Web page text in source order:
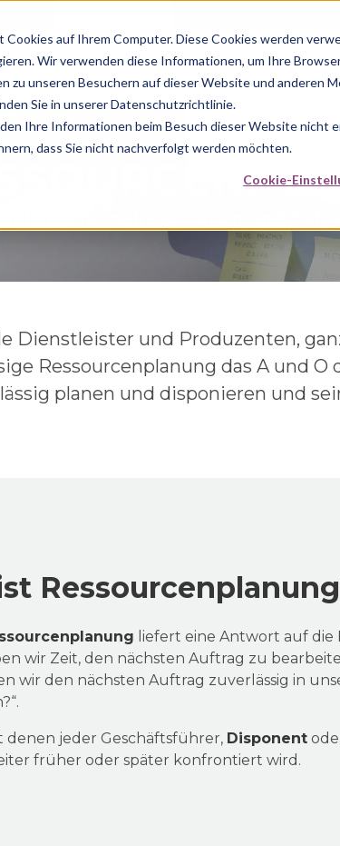
auf Ihrem Computer. Diese Cookies werden
Wir verwenden diese Informationen, um Ihre
zu unseren Besuchern auf dieser Website und anderen
Sie in unserer Datenschutzrichtlinie.
Ihre Informationen beim Besuch dieser Website nicht
dass Sie nicht nachverfolgt werden möchten.
Cookie-
PRODUKTE LÖSUNGEN
Dienstleister und Produzenten,
Ressourcenplanung das A und
planen und disponieren und
liefert eine Antwort auf die
wir Zeit, den nächsten Auftrag zu
wir den nächsten Auftrag zuverlässig in
denen jeder Geschäftsführer, Disponent
früher oder später konfrontiert wird.